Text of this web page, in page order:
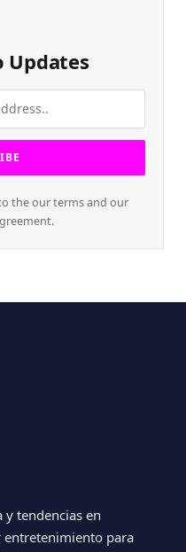
Updates
the our terms and our